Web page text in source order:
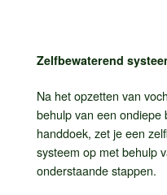
Zelfbewaterend
Na het opzetten van
behulp van een ondiepe
handdoek, zet je een
systeem op met behulp
onderstaande stappen.